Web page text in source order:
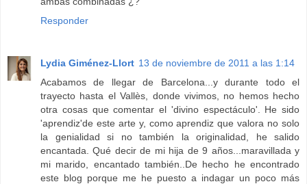
Responder
Lydia Giménez-Llort 13 de noviembre de 2011 a las 1:14
Acabamos de llegar de Barcelona...y durante todo el
trayecto hasta el Vallès, donde vivimos, no hemos hecho
otra cosas que comentar el 'divino espectáculo'. He sido
'aprendiz'de este arte y, como aprendiz que valora no solo
la genialidad si no también la originalidad, he salido
encantada. Qué decir de mi hija de 9 años...maravillada y
mi marido, encantado también..De hecho he encontrado
este blog porque me he puesto a indagar un poco más